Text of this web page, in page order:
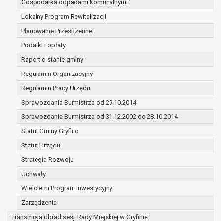
Gospodarka odpadami komunalnymi
Lokalny Program Rewitalizacji
Planowanie Przestrzenne
Podatki i opłaty
Raport o stanie gminy
Regulamin Organizacyjny
Regulamin Pracy Urzędu
Sprawozdania Burmistrza od 29.10.2014
Sprawozdania Burmistrza od 31.12.2002 do 28.10.2014
Statut Gminy Gryfino
Statut Urzędu
Strategia Rozwoju
Uchwały
Wieloletni Program Inwestycyjny
Zarządzenia
Transmisja obrad sesji Rady Miejskiej w Gryfinie
ochrony żywotnych interesów osoby, której dane
dotyczą, lub innej osoby fizycznej;
wykonania zadania realizowanego w interesie
publicznym lub w ramach sprawowania władzy
publicznej powierzonej administratorowi;
w pozostałych przypadkach dane osobowe
przetwarzane są wyłącznie na podstawie
wcześniej udzielonej zgody w zakresie i celu
określonym w treści zgody.
W związku z przetwarzaniem danych w celu
wskazanym w pkt. 3, dane osobowe mogą być
udostępniane innym upoważnionym odbiorcom lub
kategoriom odbiorców danych osobowych. Odbiorcami
mogą być:
podmioty, które przetwarzają dane osobowe w
imieniu administratora na podstawie zawartej z
nim umowy powierzenia przetwarzania danych
osobowych;
osobowych na podstawie odpowiednich